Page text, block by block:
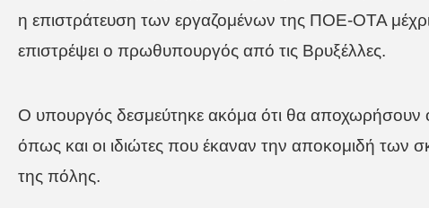
η επιστράτευση των εργαζομένων της ΠΟΕ-ΟΤΑ
επιστρέψει ο πρωθυπουργός από τις Βρυξέλλες.
Ο υπουργός δεσμεύτηκε ακόμα ότι θα
όπως και οι ιδιώτες που έκαναν την αποκομιδή των
της πόλης.